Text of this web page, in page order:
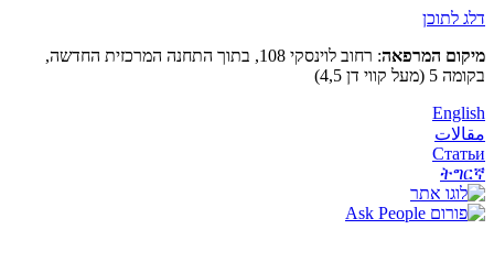
דלג לתוכן
מיקום המרפאה
: רחוב לוינסקי 108, בתוך התחנה המרכזית החדשה,
בקומה 5 (מעל קווי דן 4,5)
English
مقالات
Статьи
ትግርኛ